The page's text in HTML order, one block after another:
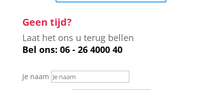
Geen tijd?
Laat het ons u terug bellen
Bel ons: 06 - 26 4000 40
Je naam